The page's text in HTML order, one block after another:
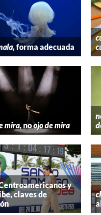
, forma adecuada
mira, noojo de mira
y
claves de